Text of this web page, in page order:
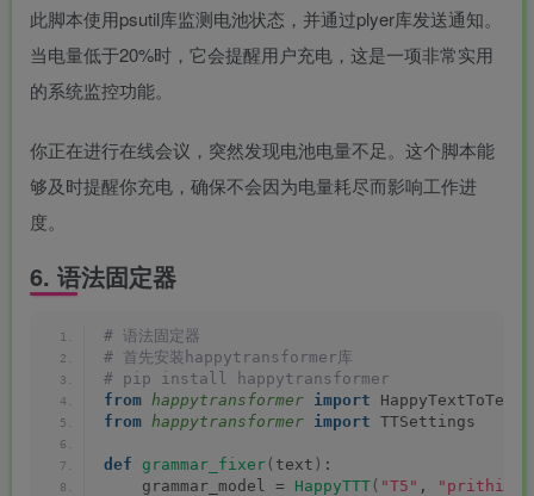
此脚本使用psutil库监测电池状态，并通过plyer库发送通知。
当电量低于20%时，它会提醒用户充电，这是一项非常实用
的系统监控功能。
你正在进行在线会议，突然发现电池电量不足。这个脚本能
够及时提醒你充电，确保不会因为电量耗尽而影响工作进
度。
6. 语法固定器
# 语法固定器
# 首先安装happytransformer库
# pip install happytransformer
from happytransformer import HappyTextToText
from happytransformer import TTSettings
def grammar_fixer ( text ) :
    grammar_model =
HappyTTT ( "T5" ,